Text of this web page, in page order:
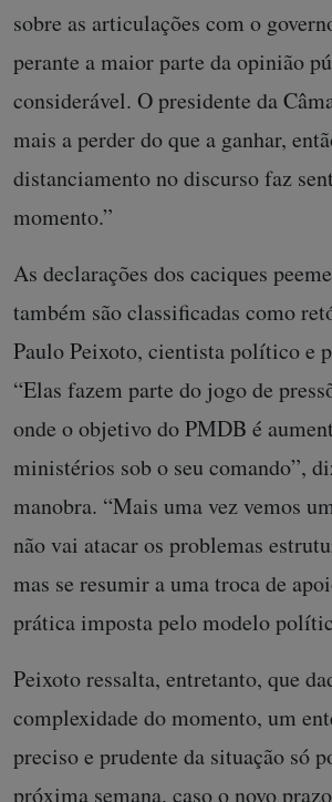
sobre as articulações com o
perante a maior parte da opinião
considerável. O presidente da
mais a perder do que a ganhar,
distanciamento no discurso faz
momento.”
As declarações dos caciques
também são classificadas como
Paulo Peixoto, cientista político e
“Elas fazem parte do jogo de
onde o objetivo do PMDB é
ministérios sob o seu comando”,
manobra. “Mais uma vez vemos
não vai atacar os problemas
mas se resumir a uma troca de
prática imposta pelo modelo
Peixoto ressalta, entretanto, que
complexidade do momento, um
preciso e prudente da situação só
próxima semana, caso o novo